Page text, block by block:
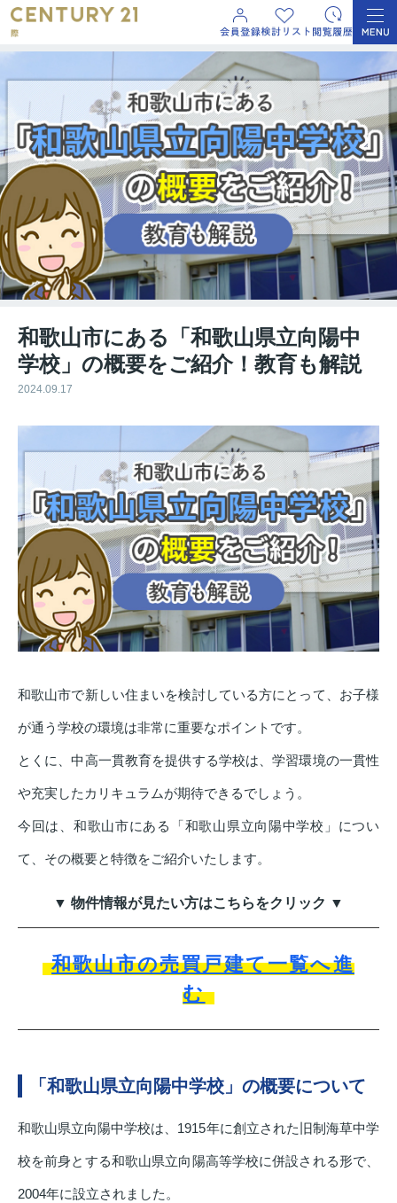
和歌山市にある「和歌山県立向陽中
学校」の概要をご紹介！教育も解説
2024.09.17
和歌山市で新しい住まいを検討している方にとって、お子様
が通う学校の環境は非常に重要なポイントです。
とくに、中高一貫教育を提供する学校は、学習環境の一貫性
や充実したカリキュラムが期待できるでしょう。
今回は、和歌山市にある「和歌山県立向陽中学校」につい
て、その概要と特徴をご紹介いたします。
▼ 物件情報が見たい方はこちらをクリック ▼
和歌山市の売買戸建て一覧へ進
む
「和歌山県立向陽中学校」の概要について
和歌山県立向陽中学校は、1915年に創立された旧制海草中学
校を前身とする和歌山県立向陽高等学校に併設される形で、
2004年に設立されました。